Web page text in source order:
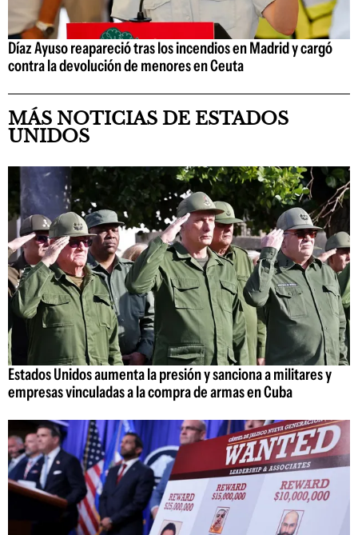
Díaz Ayuso reapareció tras los incendios en Madrid y cargó
contra la devolución de menores en Ceuta
MÁS NOTICIAS DE ESTADOS
UNIDOS
Estados Unidos aumenta la presión y sanciona a militares y
empresas vinculadas a la compra de armas en Cuba